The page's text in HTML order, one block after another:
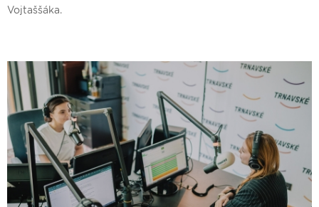
Vojtaššáka.